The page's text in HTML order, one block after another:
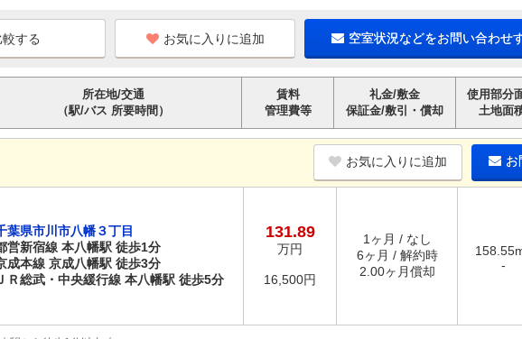
お気に入りに追加 空室状況などをお問い合わせ
所在地/交通
（駅/バス 所要時間）
賃料
管理費等
礼金/敷金
保証金/敷引・償却
使用部分
土地面
お気に入りに追加 お
葉県市川市八幡３丁目
営新宿線 本八幡駅 徒歩1分
成本線 京成八幡駅 徒歩3分
ＪＲ総武・中央緩行線 本八幡駅 徒歩5分
131.89
万円
16,500円
1ヶ月 / なし
6ヶ月 / 解約時
2.00ヶ月償却
-